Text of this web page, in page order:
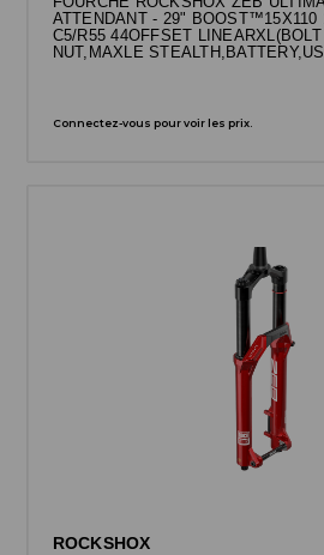
ATTENDANT - 29" BOOST™15X110
C5/R55 44OFFSET
NUT,MAXLE
Connectez-vous pour voir les prix.
ROCKSHOX